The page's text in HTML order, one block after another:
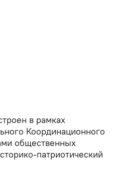
в рамках
Координационного
общественных
патриотический